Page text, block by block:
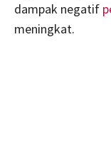
dampak negatif
meningkat.